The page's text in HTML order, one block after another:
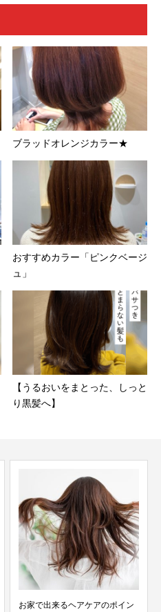
ブラッドオレンジカラー★
おすすめカラー「ピンクベージ
ュ」
【うるおいをまとった、しっと
り黒髪へ】
お家で出来るヘアケアのポイン